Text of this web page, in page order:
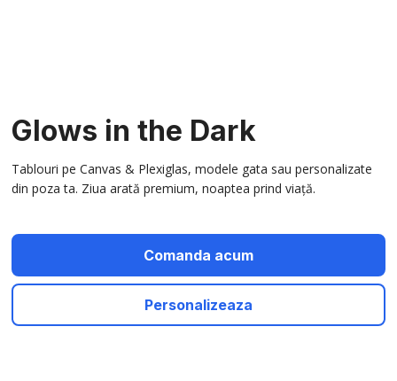
Glows in the Dark
Tablouri pe Canvas & Plexiglas, modele gata sau personalizate
din poza ta. Ziua arată premium, noaptea prind viață.
Comanda acum
Personalizeaza